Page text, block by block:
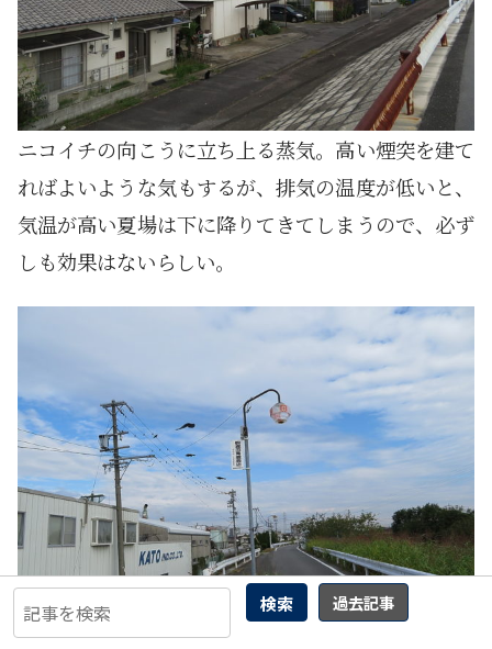
検索 過去記事
ニコイチの向こうに立ち上る蒸気。高い煙突を建て
ればよいような気もするが、排気の温度が低いと、
気温が高い夏場は下に降りてきてしまうので、必ず
しも効果はないらしい。